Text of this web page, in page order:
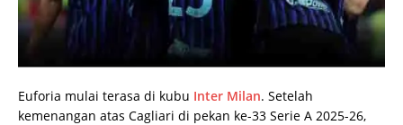
Euforia mulai terasa di kubu Inter Milan. Setelah
kemenangan atas Cagliari di pekan ke-33 Serie A 2025-26,